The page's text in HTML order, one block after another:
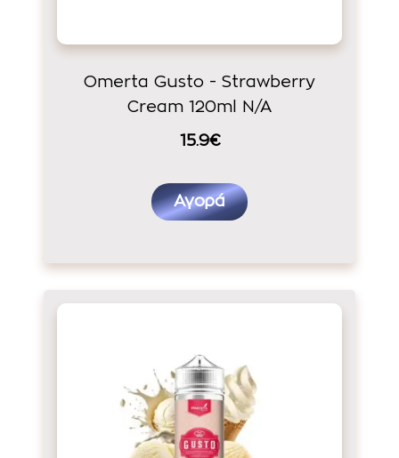
Omerta Gusto - Strawberry
Cream 120ml N/A
15.9€
Αγορά